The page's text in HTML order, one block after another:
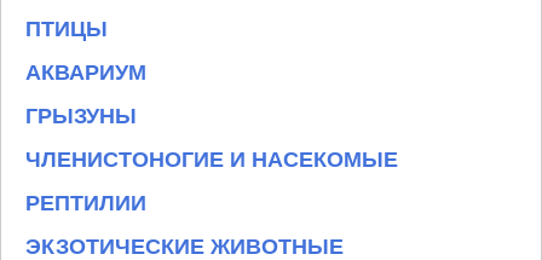
ПТИЦЫ
АКВАРИУМ
ГРЫЗУНЫ
ЧЛЕНИСТОНОГИЕ И НАСЕКОМЫЕ
РЕПТИЛИИ
ЭКЗОТИЧЕСКИЕ ЖИВОТНЫЕ